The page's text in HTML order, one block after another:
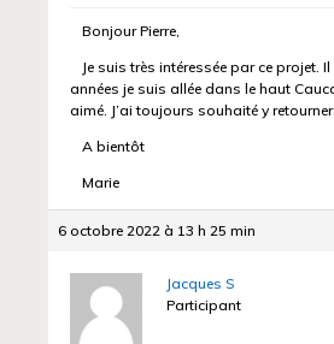
Bonjour Pierre,
Je suis très intéressée par ce projet.
années je suis allée dans le haut
aimé. J’ai toujours souhaité y retourner.
A bientôt
Marie
6 octobre 2022 à 13 h 25 min
Jacques S
Participant